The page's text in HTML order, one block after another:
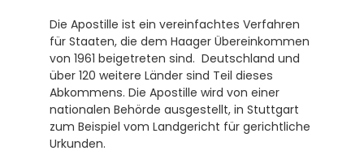
Die Apostille ist ein vereinfachtes Verfahren
für Staaten, die dem Haager Übereinkommen
von 1961 beigetreten sind.  Deutschland und
über 120 weitere Länder sind Teil dieses
Abkommens. Die Apostille wird von einer
nationalen Behörde ausgestellt, in Stuttgart
zum Beispiel vom Landgericht für gerichtliche
Urkunden.